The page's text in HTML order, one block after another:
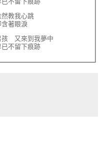
教我心跳
著眼淚
　又來到我夢中
為何夢見他　這男孩在我日記簿裡　早已不留下痕跡